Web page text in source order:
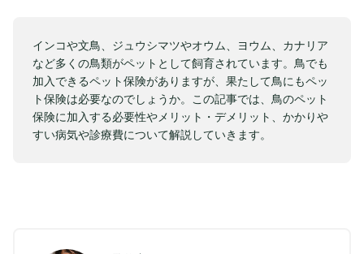
インコや文鳥、ジュウシマツやオウム、ヨウム、カナリア
など多くの鳥類がペットとして飼育されています。鳥でも
加入できるペット保険がありますが、果たして鳥にもペッ
ト保険は必要なのでしょうか。この記事では、鳥のペット
保険に加入する必要性やメリット・デメリット、かかりや
すい病気や診療費について解説していきます。